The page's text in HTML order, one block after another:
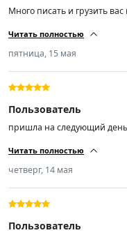
Много писать и грузить
прогадал! Размер шин 225/
шум незначительный
спрос вырастает и цены
Читать полностью
пятница, 15 мая
Пользователь
пришла на следующий день
сказал резина шикарная!
продавцу респект!)))!!!!!!!
Читать полностью
четверг, 14 мая
Пользователь